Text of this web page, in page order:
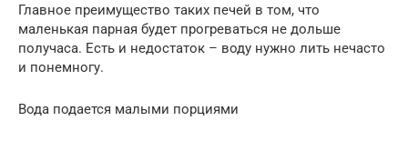
Главное преимущество таких печей в том, что
маленькая парная будет прогреваться не дольше
получаса. Есть и недостаток – воду нужно лить нечасто
и понемногу.
Вода подается малыми порциями